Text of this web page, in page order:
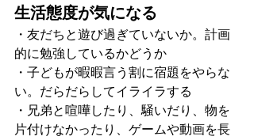
生活態度が気になる
・友だちと遊び過ぎていないか。計画
的に勉強しているかどうか
・子どもが暇暇言う割に宿題をやらな
い。だらだらしてイライラする
・兄弟と喧嘩したり、騒いだり、物を
片付けなかったり、ゲームや動画を長